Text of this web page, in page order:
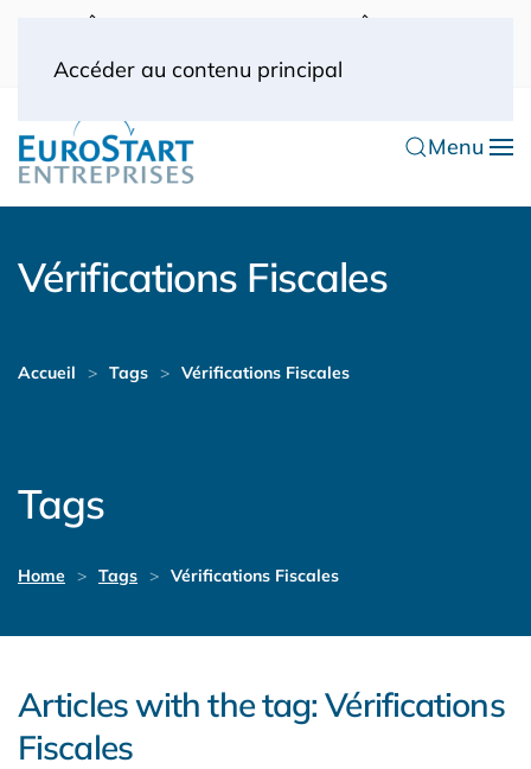
Accéder au contenu principal
(0) 1 53 57 49 10
0033 (0) 6 70 52 11 09
Menu
Vérifications Fiscales
Accueil Tags Vérifications Fiscales
Tags
Home Tags Vérifications Fiscales
Articles with the tag: Vérifications
Fiscales